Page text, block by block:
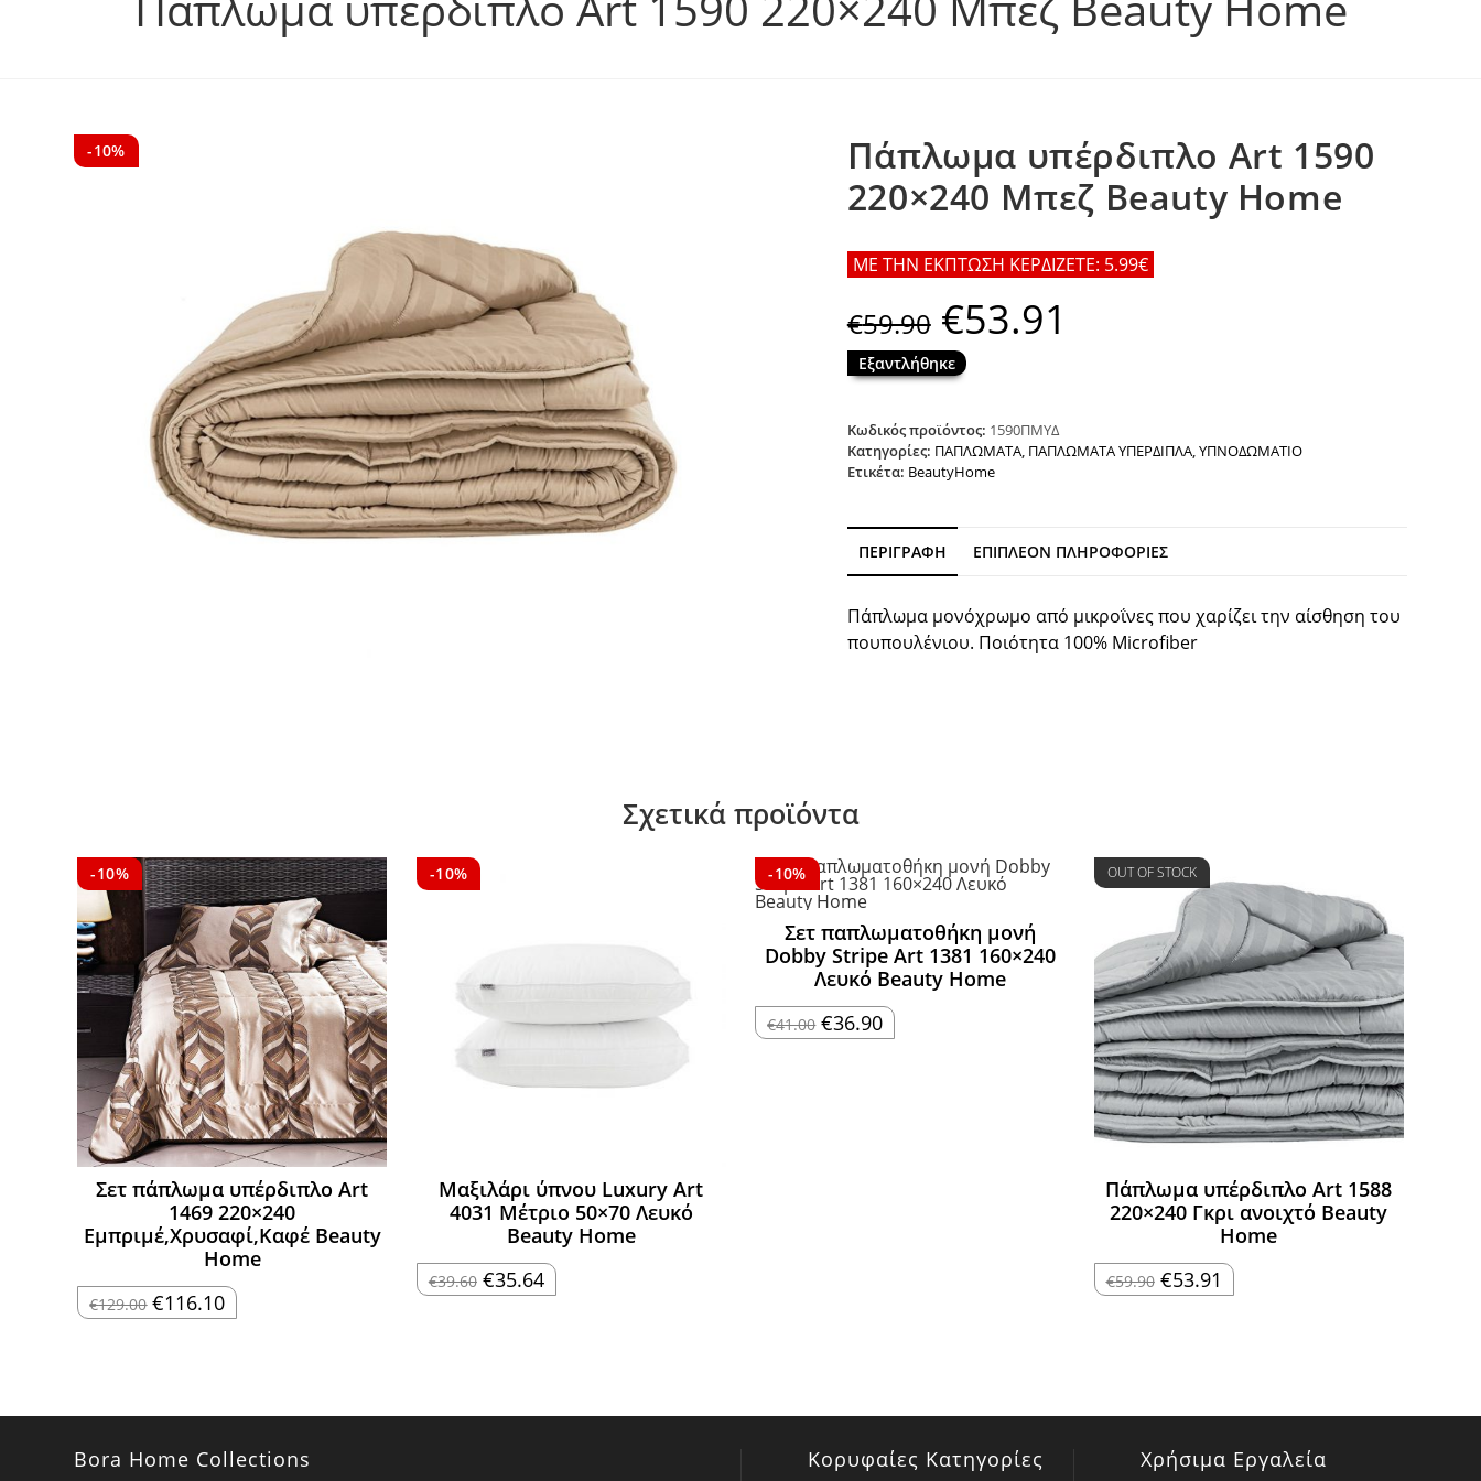
-10%
Πάπλωμα υπέρδιπλο Art 1590
220×240 Μπεζ Beauty Home
ΜΕ ΤΗΝ ΕΚΠΤΩΣΗ ΚΕΡΔΙΖΕΤΕ: 5.99€
€59.90 Original
price
was:
€59.90.
€53.91
Εξαντλήθηκε
Κωδικός προϊόντος: 1590ΠΜΥΔ
Κατηγορίες: ΠΑΠΛΩΜΑΤΑ, ΠΑΠΛΩΜΑΤΑ ΥΠΕΡΔΙΠΛΑ,ΥΠΝΟΔΩΜΑΤΙΟ
Ετικέτα: BeautyHome
ΠΕΡΙΓΡΑΦΉ ΕΠΙΠΛΈΟΝ ΠΛΗΡΟΦΟΡΊΕΣ
Πάπλωμα μονόχρωμο από μικροΐνες που χαρίζει την αίσθηση του
πουπουλένιου. Ποιότητα 100% Microfiber
Σχετικά προϊόντα
-10%
Σετ πάπλωμα υπέρδιπλο Art
1469 220×240
Εμπριμέ,Χρυσαφί,Καφέ Beauty
Home
€129.00 Original
price
€116.10Η
τρέχουσα
-10%
Μαξιλάρι ύπνου Luxury Art
4031 Μέτριο 50×70 Λευκό
Beauty Home
€39.60 Original
price
€35.64 Η
τρέχουσα
-10%
Σετ παπλωματοθήκη μονή
Dobby Stripe Art 1381 160×240
Λευκό Beauty Home
€41.00 Original
price
€36.90Η
τρέχουσα
OUT OF STOCK
Πάπλωμα υπέρδιπλο Art 1588
220×240 Γκρι ανοιχτό Beauty
Home
€59.90 Original
price
€53.91 Η
τρέχουσα
Bora Home Collections Κορυφαίες Κατηγορίες Χρήσιμα Εργαλεία